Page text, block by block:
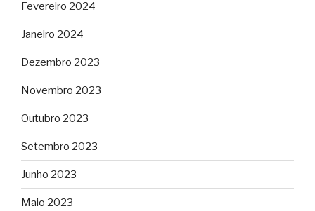
Fevereiro 2024
Janeiro 2024
Dezembro 2023
Novembro 2023
Outubro 2023
Setembro 2023
Junho 2023
Maio 2023